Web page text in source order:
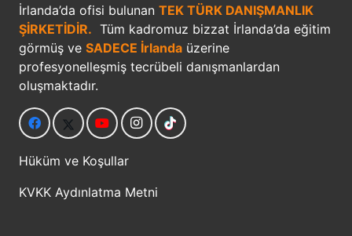
İrlanda’da ofisi bulunan TEK TÜRK DANIŞMANLIK
ŞİRKETİDİR. Tüm kadromuz bizzat İrlanda’da eğitim
görmüş ve SADECE İrlanda üzerine
profesyonelleşmiş tecrübeli danışmanlardan
oluşmaktadır.
Hüküm ve Koşullar
KVKK Aydınlatma Metni